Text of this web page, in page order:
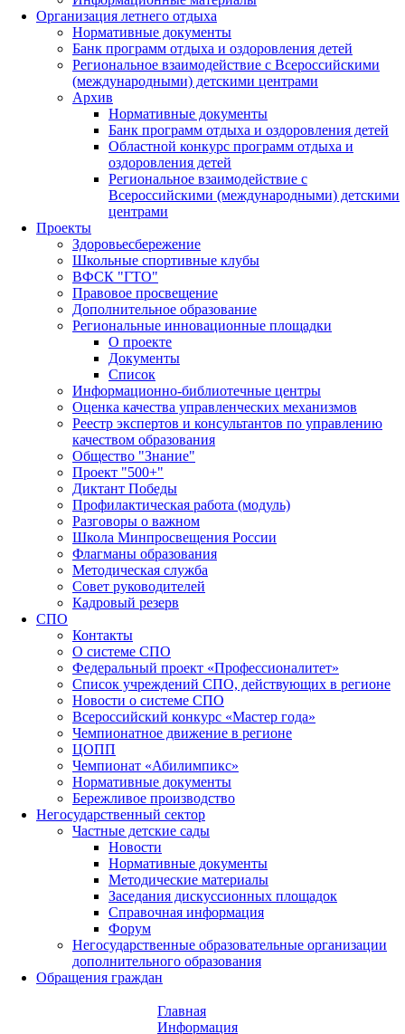
Организация летнего отдыха
Нормативные документы
Банк программ отдыха и оздоровления детей
Региональное взаимодействие с Всероссийскими
(международными) детскими центрами
Архив
Нормативные документы
Банк программ отдыха и оздоровления детей
Областной конкурс программ отдыха и
оздоровления детей
Региональное взаимодействие с
Всероссийскими (международными) детскими
центрами
Проекты
Здоровьесбережение
Школьные спортивные клубы
ВФСК "ГТО"
Правовое просвещение
Дополнительное образование
Региональные инновационные площадки
О проекте
Документы
Список
Информационно-библиотечные центры
Оценка качества управленческих механизмов
Реестр экспертов и консультантов по управлению
качеством образования
Общество "Знание"
Проект "500+"
Диктант Победы
Профилактическая работа (модуль)
Разговоры о важном
Школа Минпросвещения России
Флагманы образования
Методическая служба
Совет руководителей
Кадровый резерв
СПО
Контакты
О системе СПО
Федеральный проект «Профессионалитет»
Список учреждений СПО, действующих в регионе
Новости о системе СПО
Всероссийский конкурс «Мастер года»
Чемпионатное движение в регионе
ЦОПП
Чемпионат «Абилимпикс»
Нормативные документы
Бережливое производство
Негосударственный сектор
Частные детские сады
Новости
Нормативные документы
Методические материалы
Заседания дискуссионных площадок
Справочная информация
Форум
Негосударственные образовательные организации
дополнительного образования
Обращения граждан
Главная
Информация